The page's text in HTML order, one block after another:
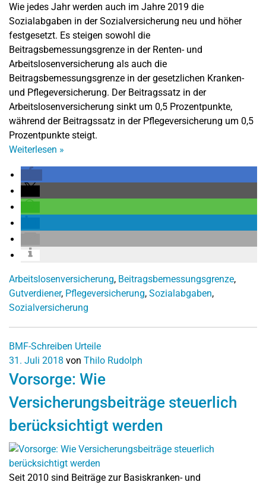
Wie jedes Jahr werden auch im Jahre 2019 die
Sozialabgaben in der Sozialversicherung neu und höher
festgesetzt. Es steigen sowohl die
Beitragsbemessungsgrenze in der Renten- und
Arbeitslosenversicherung als auch die
Beitragsbemessungsgrenze in der gesetzlichen Kranken-
und Pflegeversicherung. Der Beitragssatz in der
Arbeitslosenversicherung sinkt um 0,5 Prozentpunkte,
während der Beitragssatz in der Pflegeversicherung um 0,5
Prozentpunkte steigt.
Weiterlesen »
Arbeitslosenversicherung, Beitragsbemessungsgrenze,
Gutverdiener, Pflegeversicherung, Sozialabgaben,
Sozialversicherung
BMF-Schreiben Urteile
31. Juli 2018 von Thilo Rudolph
Vorsorge: Wie
Versicherungsbeiträge steuerlich
berücksichtigt werden
Seit 2010 sind Beiträge zur Basiskranken- und